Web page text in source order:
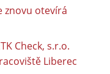
znovu otevírá
Check, s.r.o.
Liberec